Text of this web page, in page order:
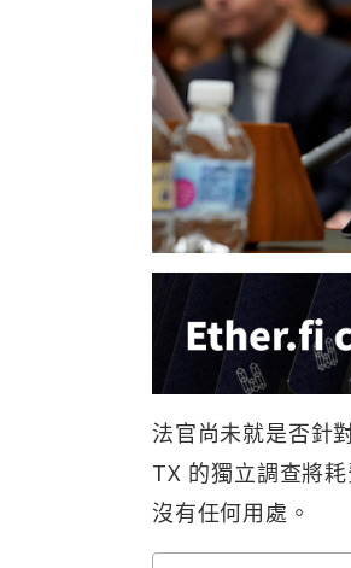
法官尚未就是否針
TX 的獨立調查將
沒有任何用處。